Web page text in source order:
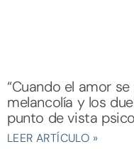
“Cuando el amor
melancolía y los
punto de vista
LEER ARTÍCULO »